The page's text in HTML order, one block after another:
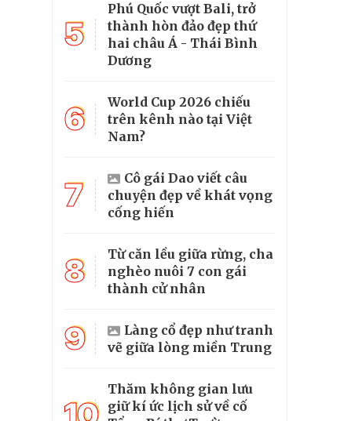
5
Phú Quốc vượt Bali, trở
thành hòn đảo đẹp thứ
hai châu Á - Thái Bình
Dương
6
World Cup 2026 chiếu
trên kênh nào tại Việt
Nam?
7
Cô gái Dao viết câu
chuyện đẹp về khát vọng
cống hiến
8
Từ căn lều giữa rừng, cha
nghèo nuôi 7 con gái
thành cử nhân
9
Làng cổ đẹp như tranh
vẽ giữa lòng miền Trung
Thăm không gian lưu
giữ kí ức lịch sử về cố